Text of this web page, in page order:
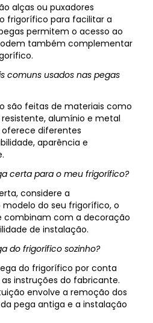
alças ou puxadores
frigorífico para facilitar a
permitem o acesso ao
também complementar
comuns usados nas pegas
são feitas de materiais como
alumínio e metal
diferentes
aparência e
certa para o meu frigorífico?
considere a
do seu frigorífico, o
combinam com a decoração
de instalação.
do frigorífico sozinho?
do frigorífico por conta
instruções do fabricante.
envolve a remoção dos
pega antiga e a instalação